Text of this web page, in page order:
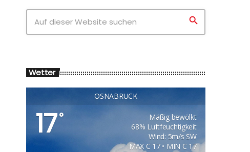
search
Wetter
OSNABRÜCK
17°
Mäßig bewölkt
68% Luftfeuchtigkeit
Wind: 5m/s SW
MAX C 17 • MIN C 17